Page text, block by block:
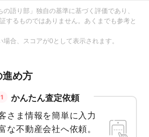
語り部」独自の基準に基づく評価であり、
するものではありません。あくまでも参考と
合、スコアが0として表示されます。
め方
1
かんたん査定依頼
さま情報を簡単に入力
な不動産会社へ依頼。